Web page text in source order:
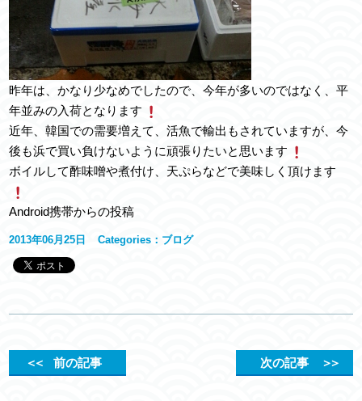
昨年は、かなり少なめでしたので、今年が多いのではなく、平
年並みの入荷となります
近年、韓国での需要増えて、活魚で輸出もされていますが、今
後も浜で買い負けないように頑張りたいと思います
ボイルして酢味噌や煮付け、天ぷらなどで美味しく頂けます
Android携帯からの投稿
2013年06月25日 Categories： ブログ
＜＜前の記事 次の記事 ＞＞